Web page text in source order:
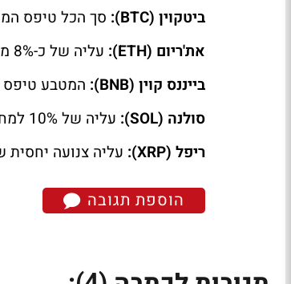
ביטקוין (BTC):
סך הכל טיפס המטבע בכ-10% השבוע והוא נסחר
את'ריום (ETH):
עליה של כ-8% מביאה את מחיר המטבע ל-2622 דולר.
בייננס קוין (BNB):
המטבע טיפס ב-3% ומחירו כעת
סולנה (SOL):
עליה של 10% למחיר 155 דולר למטבע.
ריפל (XRP):
עליה צנועה יחסית של 3% למטבע הפיננסים ומחירו כעת
הוספת תגובה